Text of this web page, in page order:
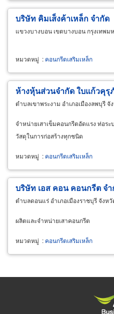
บริษัท คิมเส็งค้าเหล็ก จำกัด
แขวงบางบอน เขตบางบอน กรุงเทพม
หมวดหมู่ : คอนกรีตเสริมเหล็ก
ห้างหุ้นส่วนจำกัด ใบแก้วคุ
ตำบลเขาพระงาม อำเภอเมืองลพบุรี
จำหน่ายเสาเข็มคอนกรีตอัดแรง ท่อร
วัสดุในการก่อสร้างทุกชนิด
หมวดหมู่ : คอนกรีตเสริมเหล็ก
บริษัท เอส คอน คอนกรีต จ
ตำบลดอนแร่ อำเภอเมืองราชบุรี จังห
ผลิตและจำหน่ายเสาคอนกรีต
หมวดหมู่ : คอนกรีตเสริมเหล็ก